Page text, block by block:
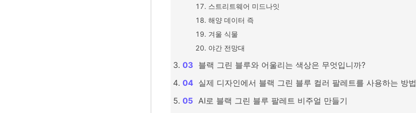
스트리트웨어 미드나잇
해양 데이터 즉
겨울 식물
야간 전망대
블랙 그린 블루와 어울리는 색상은 무엇입니까?
실제 디자인에서 블랙 그린 블루 컬러 팔레트를 사용하는 방법
AI로 블랙 그린 블루 팔레트 비주얼 만들기